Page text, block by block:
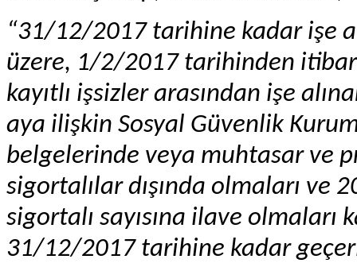
“31/12/2017 tarihine kadar işe
üzere, 1/2/2017 tarihinden
kayıtlı işsizler arasından işe
aya ilişkin Sosyal Güvenlik
belgelerinde veya muhtasar ve
sigortalılar dışında olmaları ve
sigortalı sayısına ilave olmaları
31/12/2017 tarihine kadar